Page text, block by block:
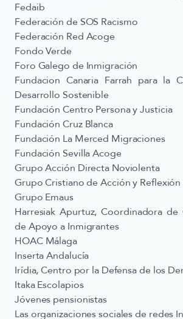
Fedaib
Federación de SOS Racismo
Federación Red Acoge
Fondo Verde
Foro Galego de Inmigración
Fundacion Canaria Farrah para la
Desarrollo Sostenible
Fundación Centro Persona y Justicia
Fundación Cruz Blanca
Fundación La Merced Migraciones
Fundación Sevilla Acoge
​Grupo Acción Directa Noviolenta
Grupo Cristiano de Acción y Reflexión
Grupo Emaus
​Harresiak Apurtuz, Coordinadora de
de Apoyo a Inmigrantes
HOAC Málaga
Inserta Andalucía
Irídia, Centro por la Defensa de los
Itaka Escolapios
Jóvenes pensionistas
Las organizaciones sociales de redes